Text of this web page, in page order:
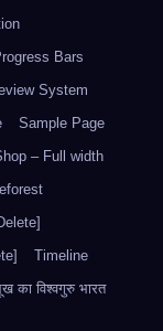
Bars
System
Sample Page
– Full width
Timeline
का विश्वगुरु भारत